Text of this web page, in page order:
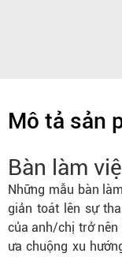
Mô tả sản
Bàn làm
Những mẫu bàn
giản toát lên sự
của anh/chị trở
ưa chuộng xu